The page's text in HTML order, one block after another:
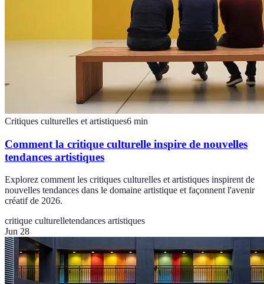
Critiques culturelles et artistiques6 min
Comment la critique culturelle inspire de nouvelles
tendances artistiques
Explorez comment les critiques culturelles et artistiques inspirent de
nouvelles tendances dans le domaine artistique et façonnent l'avenir
créatif de 2026.
critique culturelletendances artistiques
Jun 28